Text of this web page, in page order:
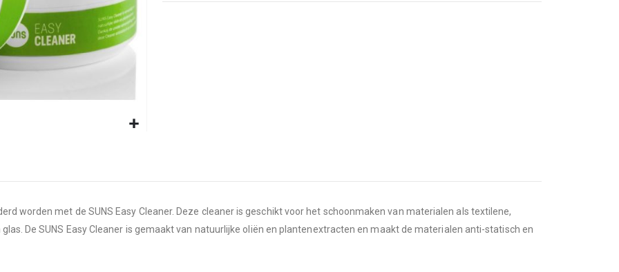
worden met de SUNS Easy Cleaner. Deze cleaner is geschikt voor het schoonmaken van materialen als textilene,
De SUNS Easy Cleaner is gemaakt van natuurlijke oliën en plantenextracten en maakt de materialen anti-statisch en